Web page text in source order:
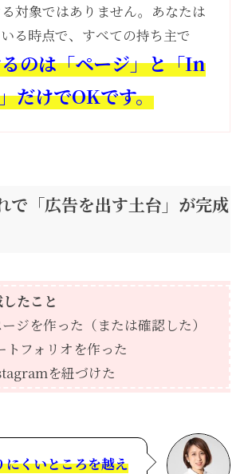
対象ではありません。あなたは
る時点で、すべての持ち主で
のは「ページ」と「In
だけでOKです。
で「広告を出す土台」が完成
たこと
ジを作った（または確認した）
トフォリオを作った
を紐づけた
にくいところを越え